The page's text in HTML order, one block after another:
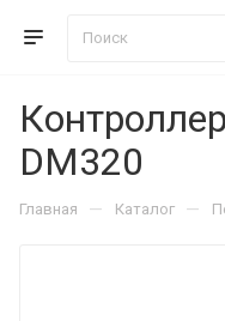
DM320
Главная — Каталог —